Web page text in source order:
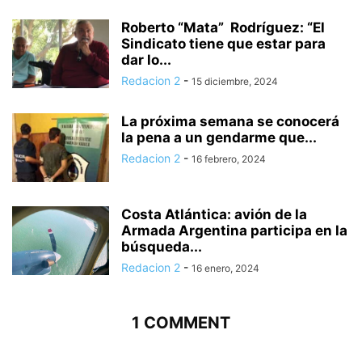
Roberto “Mata” Rodríguez: “El
Sindicato tiene que estar para
dar lo...
Redacion 2 - 15 diciembre, 2024
La próxima semana se conocerá
la pena a un gendarme que...
Redacion 2 - 16 febrero, 2024
Costa Atlántica: avión de la
Armada Argentina participa en la
búsqueda...
Redacion 2 - 16 enero, 2024
1 COMMENT